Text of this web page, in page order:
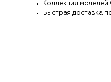
Коллекция моделей
Быстрая доставка